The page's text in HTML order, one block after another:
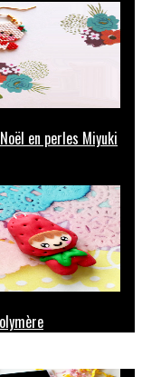
en perles Miyuki